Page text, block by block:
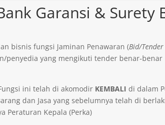
Garansi & Surety
bisnis fungsi Jaminan Penawaran (Bid/
penyedia yang mengikuti tender benar-benar
ini telah di akomodir KEMBALI di dalam
dan Jasa yang sebelumnya telah di
Peraturan Kepala (Perka)